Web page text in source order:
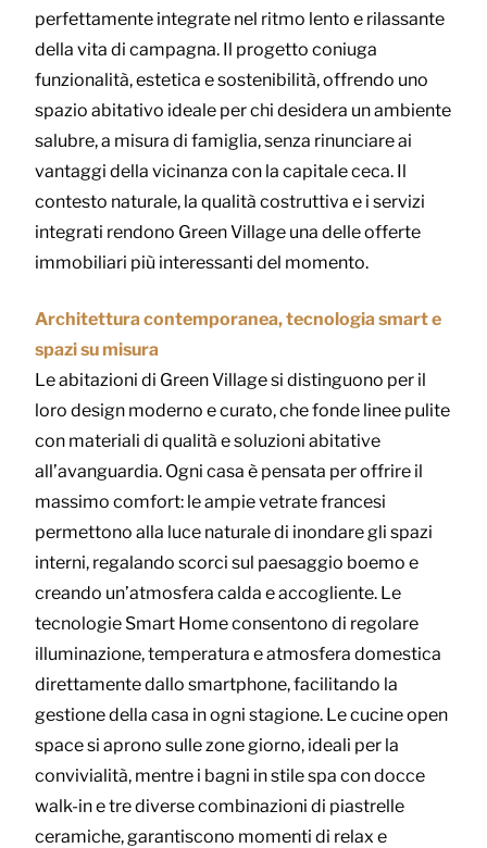
perfettamente integrate nel ritmo lento e rilassante
della vita di campagna. Il progetto coniuga
funzionalità, estetica e sostenibilità, offrendo uno
spazio abitativo ideale per chi desidera un ambiente
salubre, a misura di famiglia, senza rinunciare ai
vantaggi della vicinanza con la capitale ceca. Il
contesto naturale, la qualità costruttiva e i servizi
integrati rendono Green Village una delle offerte
immobiliari più interessanti del momento.
Architettura contemporanea, tecnologia smart e
spazi su misura
Le abitazioni di Green Village si distinguono per il
loro design moderno e curato, che fonde linee pulite
con materiali di qualità e soluzioni abitative
all’avanguardia. Ogni casa è pensata per offrire il
massimo comfort: le ampie vetrate francesi
permettono alla luce naturale di inondare gli spazi
interni, regalando scorci sul paesaggio boemo e
creando un’atmosfera calda e accogliente. Le
tecnologie Smart Home consentono di regolare
illuminazione, temperatura e atmosfera domestica
direttamente dallo smartphone, facilitando la
gestione della casa in ogni stagione. Le cucine open
space si aprono sulle zone giorno, ideali per la
convivialità, mentre i bagni in stile spa con docce
walk-in e tre diverse combinazioni di piastrelle
ceramiche, garantiscono momenti di relax e